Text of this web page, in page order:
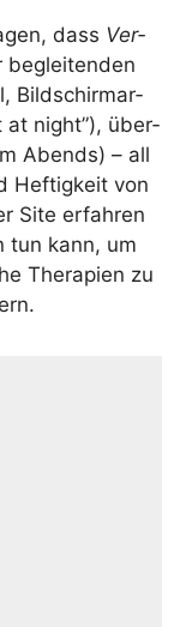
dass Ver­
beglei­ten­den
Bild­schirm­ar­
at night”), über­
Abends) – all
Hef­tig­keit von
Site erfah­ren
tun kann, um
The­ra­pien zu